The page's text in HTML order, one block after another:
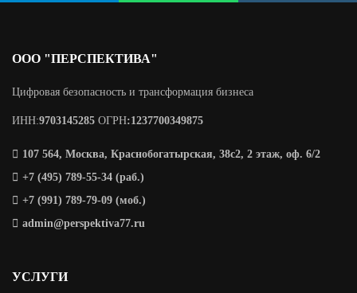
ООО "ПЕРСПЕКТИВА"
Цифровая безопасность и трансформация бизнеса
ИНН:9703145285 ОГРН:1237700349875
107 564, Москва, Краснобогатырская, 38с2, 2 этаж, оф. 6/2
+7 (495) 789-55-34 (раб.)
+7 (991) 789-79-09 (моб.)
admin@perspektiva77.ru
УСЛУГИ